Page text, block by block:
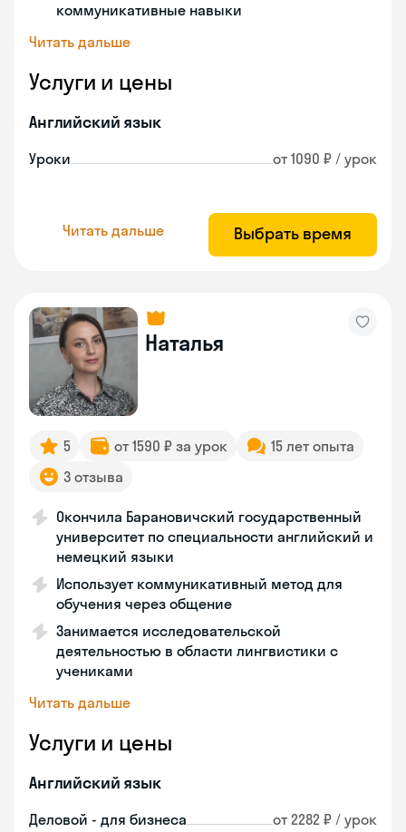
коммуникативные навыки
Читать дальше
Услуги и цены
Английский язык
Уроки от 1090 ₽ / урок
Читать дальше Выбрать время
Наталья
5 от 1590 ₽ за урок
15 лет опыта
3 отзыва
Окончила Барановичский государственный
университет по специальности английский и
немецкий языки
Использует коммуникативный метод для
обучения через общение
Занимается исследовательской
деятельностью в области лингвистики с
учениками
Читать дальше
Услуги и цены
Английский язык
Деловой - для бизнеса от 2282 ₽ / урок